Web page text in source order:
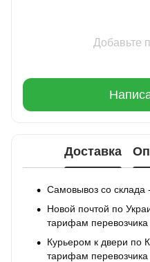
Добавьте
Доставка
Самовывоз со склада
Новой почтой по
тарифам перевозчика
Курьером к двери по
тарифам перевозчика